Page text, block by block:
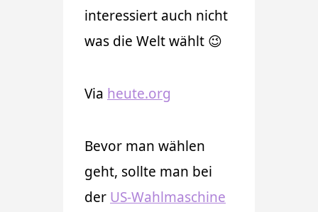
interessiert auch nicht
was die Welt wählt 😉
Via heute.org
Bevor man wählen
geht, sollte man bei
der US-Wahlmaschine